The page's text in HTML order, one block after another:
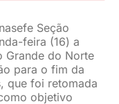
Seção
feira (16) a
Grande do Norte
para o fim da
que foi retomada
objetivo